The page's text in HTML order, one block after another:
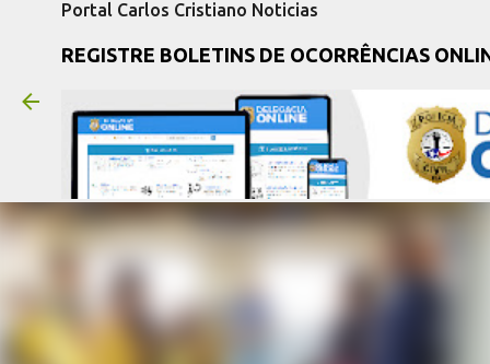
Portal Carlos Cristiano Noticias
REGISTRE BOLETINS DE OCORRÊNCIAS